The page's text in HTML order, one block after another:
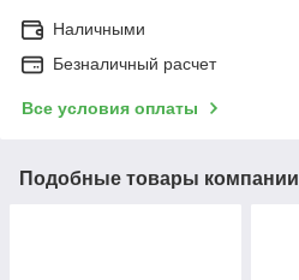
Наличными
Безналичный расчет
Все условия оплаты
Подобные товары компании